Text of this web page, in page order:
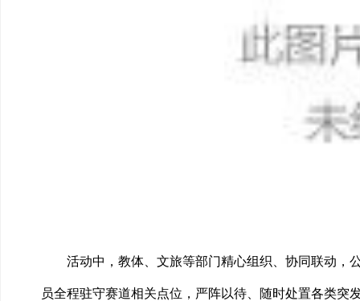
活动中，教体、文旅等部门精心组织、协同联动，
员全程驻守赛道相关点位，严阵以待、随时处置各类突